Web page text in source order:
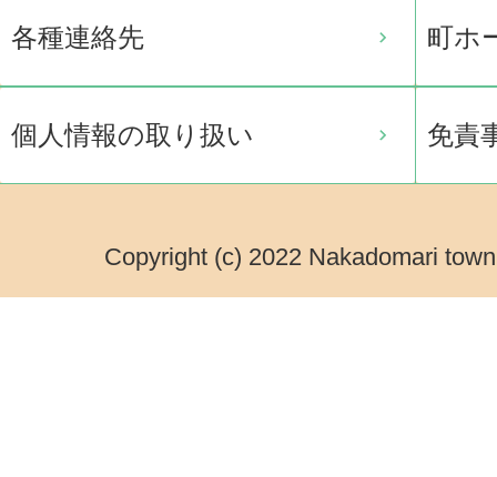
各種連絡先 町ホ
個人情報の取り扱い 免責
Copyright (c) 2022 Nakadomari